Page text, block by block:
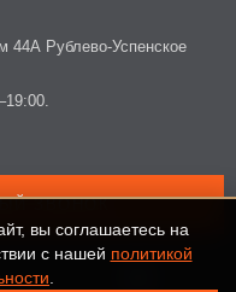
44А Рублево-Успенское
ЗВОНОК
вы соглашаетесь на
с нашей политикой